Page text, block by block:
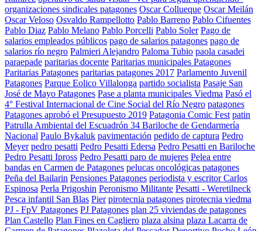
organizaciones sindicales patagones Oscar Collueque Oscar Meilán
Oscar Veloso Osvaldo Rampellotto Pablo Barreno Pablo Cifuentes
Pablo Diaz Pablo Melano Pablo Porcelli Pablo Soler Pago de
salarios empleados públicos pago de salarios patagones pago de
salarios río negro Palmieri Alejandro Paloma Tubio paola casadei
paraepade paritarias docente Paritarias municipales Patagones
Paritarias Patagones paritarias patagones 2017 Parlamento Juvenil
Patagones Parque Eolico Villalonga partido socialista Pasaje San
José de Mayo Patagones Pase a planta municipales Viedma Pasó el
4° Festival Internacional de Cine Social del Río Negro patagones
Patagones aprobó el Presupuesto 2019 Patagonia Comic Fest patin
Patrulla Ambiental del Escuadrón 34 Bariloche de Gendarmería
Nacional Paulo Bykaluk pavimentación pedido de captura Pedro
Meyer pedro pesatti Pedro Pesatti Edersa Pedro Pesatti en Bariloche
Pedro Pesatti Ipross Pedro Pesatti paro de mujeres Pelea entre
bandas en Carmen de Patagones pelucas oncológicas patagones
Peña del Bailarin Pensiones Patagones periodista y escritor Carlos
Espinosa Perla Prigoshin Peronismo Militante Pesatti - Weretilneck
Pesca infantil San Blas Pier pirotecnia patagones pirotecnia viedma
PJ - FpV Patagones PJ Patagones plan 25 viviendas de patagones
Plan Castello Plan Fines en Cagliero plaza alsina plaza Lacarra de